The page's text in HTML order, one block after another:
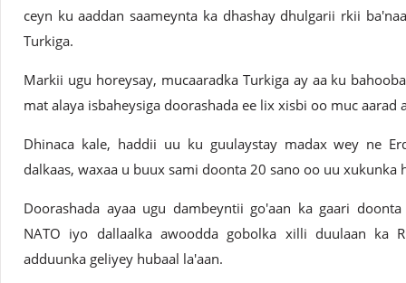
ceyn ku aaddan saameynta ka dhashay dhulgarii rkii
Turkiga.
Markii ugu horeysay, mucaaradka Turkiga ay aa ku
mat alaya isbaheysiga doorashada ee lix xisbi oo muc aarad
Dhinaca kale, haddii uu ku guulaystay madax wey ne
dalkaas, waxaa u buux sami doonta 20 sano oo uu xukunka
Doorashada ayaa ugu dambeyntii go'aan ka gaari
NATO iyo dallaalka awoodda gobolka xilli duulaan ka
adduunka geliyey hubaal la'aan.